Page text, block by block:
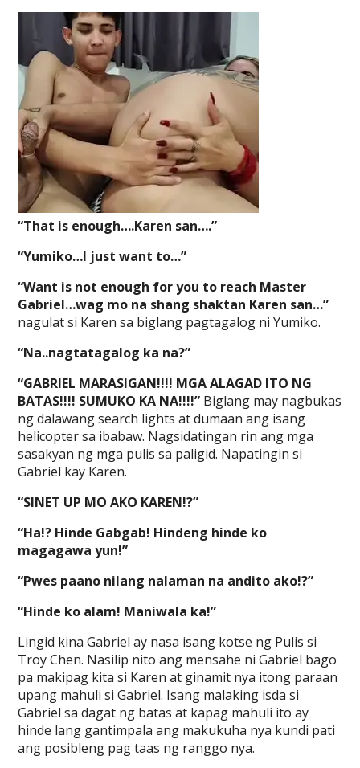
“That is enough….Karen san….”
“Yumiko…I just want to…”
“Want is not enough for you to reach Master
Gabriel…wag mo na shang shaktan Karen san…”
nagulat si Karen sa biglang pagtagalog ni Yumiko.
“Na..nagtatagalog ka na?”
“GABRIEL MARASIGAN!!!! MGA ALAGAD ITO NG
BATAS!!!! SUMUKO KA NA!!!!” Biglang may nagbukas
ng dalawang search lights at dumaan ang isang
helicopter sa ibabaw. Nagsidatingan rin ang mga
sasakyan ng mga pulis sa paligid. Napatingin si
Gabriel kay Karen.
“SINET UP MO AKO KAREN!?”
“Ha!? Hinde Gabgab! Hindeng hinde ko
magagawa yun!”
“Pwes paano nilang nalaman na andito ako!?”
“Hinde ko alam! Maniwala ka!”
Lingid kina Gabriel ay nasa isang kotse ng Pulis si
Troy Chen. Nasilip nito ang mensahe ni Gabriel bago
pa makipag kita si Karen at ginamit nya itong paraan
upang mahuli si Gabriel. Isang malaking isda si
Gabriel sa dagat ng batas at kapag mahuli ito ay
hinde lang gantimpala ang makukuha nya kundi pati
ang posibleng pag taas ng ranggo nya.